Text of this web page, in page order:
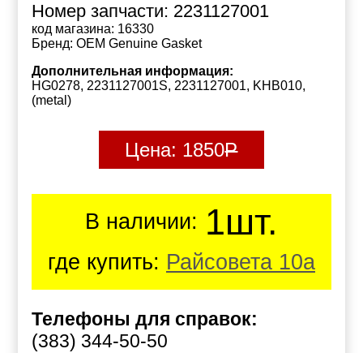
Номер запчасти: 2231127001
код магазина: 16330
Бренд: OEM Genuine Gasket
Дополнительная информация:
HG0278, 2231127001S, 2231127001, KHB010,
(metal)
Цена: 1850Р
В наличии: 1шт.
где купить: Райсовета 10а
Телефоны для справок:
(383) 344-50-50